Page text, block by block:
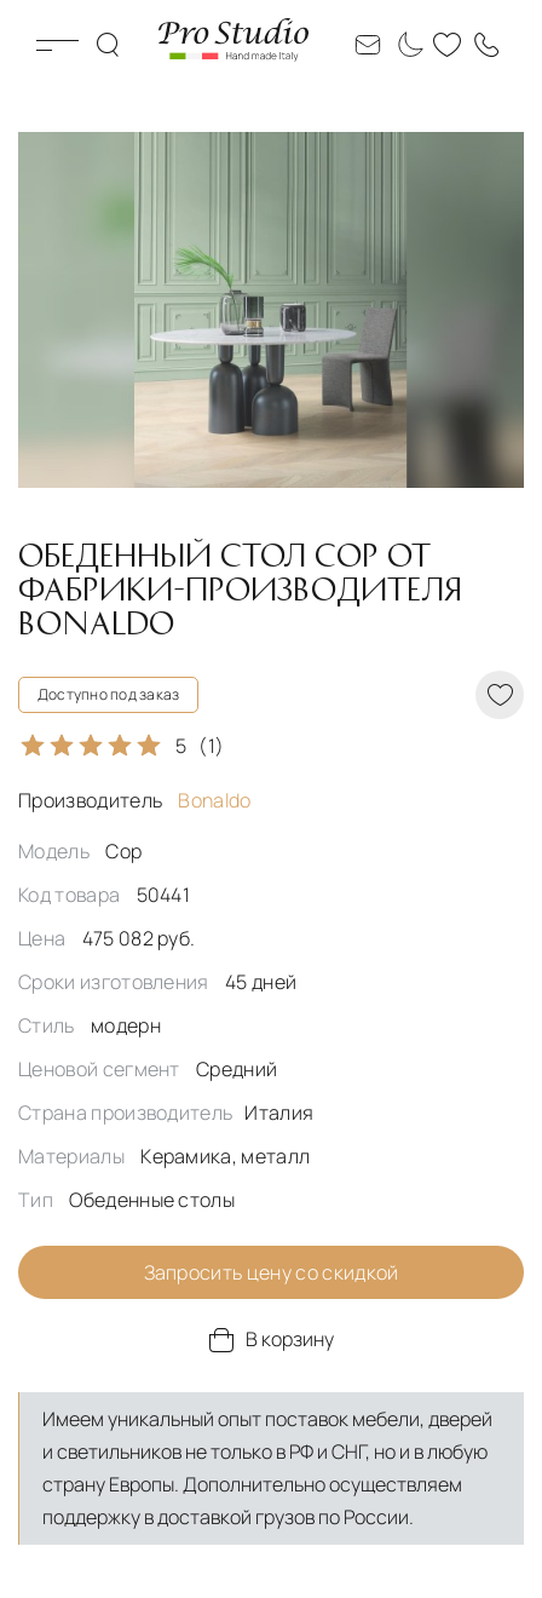
ОБЕДЕННЫЙ СТОЛ COP ОТ
ФАБРИКИ-ПРОИЗВОДИТЕЛЯ
BONALDO
Доступно под заказ
5 (1)
Производитель
Bonaldo
Модель
Cop
Код товара
50441
Цена
475 082 руб.
Сроки изготовления
45 дней
Стиль
модерн
Ценовой сегмент
Средний
Страна производитель Италия
Материалы
Керамика, металл
Тип
Обеденные столы
Запросить цену со скидкой
В корзину
Имеем уникальный опыт поставок мебели, дверей
и светильников не только в РФ и СНГ, но и в любую
страну Европы. Дополнительно осуществляем
поддержку в доставкой грузов по России.